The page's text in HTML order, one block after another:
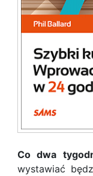
Co dwa
wystawiać